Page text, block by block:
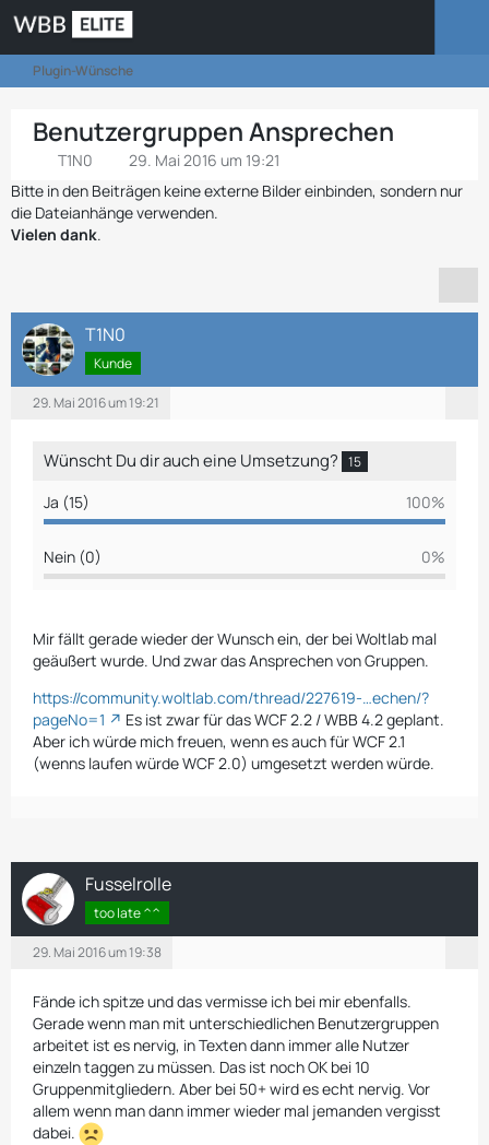
Plugin-Wünsche
Benutzergruppen Ansprechen
T1N0
29. Mai 2016 um 19:21
Bitte in den Beiträgen keine externe Bilder einbinden, sondern nur
die Dateianhänge verwenden.
Vielen dank.
T1N0
Kunde
29. Mai 2016 um 19:21
Wünscht Du dir auch eine Umsetzung? 15
Ja (15) 100%
Nein (0) 0%
Mir fällt gerade wieder der Wunsch ein, der bei Woltlab mal
geäußert wurde. Und zwar das Ansprechen von Gruppen.
https://community.woltlab.com/thread/227619-…echen/?
pageNo=1
Es ist zwar für das WCF 2.2 / WBB 4.2 geplant.
Aber ich würde mich freuen, wenn es auch für WCF 2.1
(wenns laufen würde WCF 2.0) umgesetzt werden würde.
Fusselrolle
too late ^^
29. Mai 2016 um 19:38
Fände ich spitze und das vermisse ich bei mir ebenfalls.
Gerade wenn man mit unterschiedlichen Benutzergruppen
arbeitet ist es nervig, in Texten dann immer alle Nutzer
einzeln taggen zu müssen. Das ist noch OK bei 10
Gruppenmitgliedern. Aber bei 50+ wird es echt nervig. Vor
allem wenn man dann immer wieder mal jemanden vergisst
dabei.